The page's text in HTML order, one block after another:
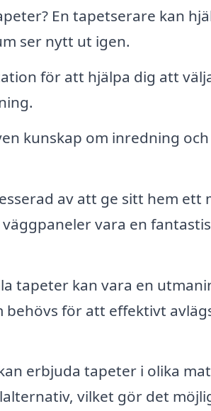
En tapetserare kan
ser nytt ut igen.
för att hjälpa dig att
kunskap om inredning
av att ge sitt hem ett
vara en
tapeter kan vara en
för att effektivt
erbjuda tapeter i olika
vilket gör det